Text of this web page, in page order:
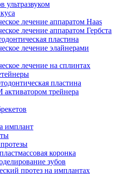
ультразвуком
лечение аппаратом Haas
лечение аппаратом Гербста
пластина
лечение элайнерами
лечение на сплинтах
пластина
активатором трейнера
имплант
коронка
зубов
протез на имплантах